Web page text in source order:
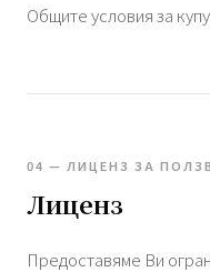
Общите условия за
04 — ЛИЦЕНЗ ЗА
Лиценз
Предоставяме Ви